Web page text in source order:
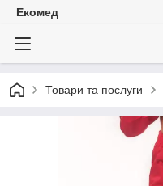
Екомед
Товари та послуги